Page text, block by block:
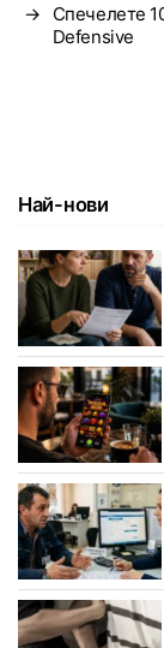
→
Спечелете
Defensive
Най-нови